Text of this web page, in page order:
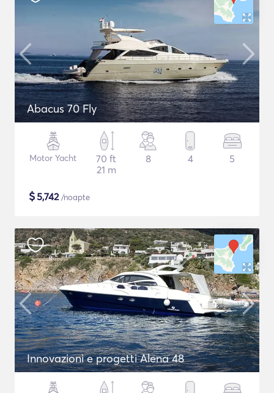
Abacus 70 Fly
Motor Yacht
70 ft
21 m
8 4 5
$5,742/noapte
Innovazioni e progetti Alena 48